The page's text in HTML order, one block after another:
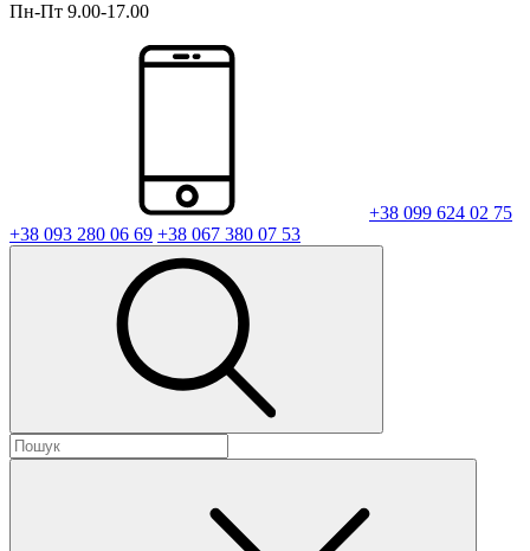
Пн-Пт 9.00-17.00
+38 099 624 02 75
+38 093 280 06 69 +38 067 380 07 53